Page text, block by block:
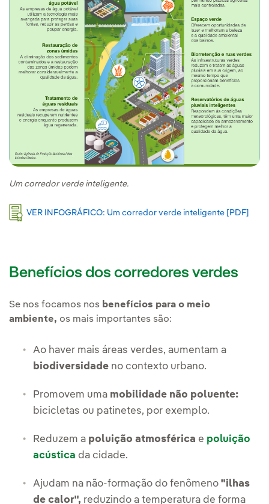
Um corredor verde inteligente.
VER INFOGRÁFICO: Um corredor verde inteligente [PDF]
Benefícios dos corredores verdes
Se nos focamos nos benefícios para o meio
ambiente, os mais importantes são:
Ao haver mais áreas verdes, aumentam a
biodiversidade no contexto urbano.
Promovem uma mobilidade não poluente:
bicicletas ou patinetes, por exemplo.
Reduzem a poluição atmosférica e poluição
acústica da cidade.
Ajudam na não-formação do fenômeno "ilhas
de calor", reduzindo a temperatura de forma